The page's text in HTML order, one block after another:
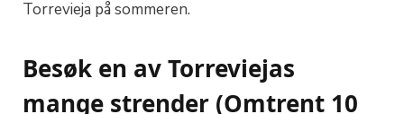
Torrevieja på sommeren.
Besøk en av Torreviejas
mange strender (Omtrent 10